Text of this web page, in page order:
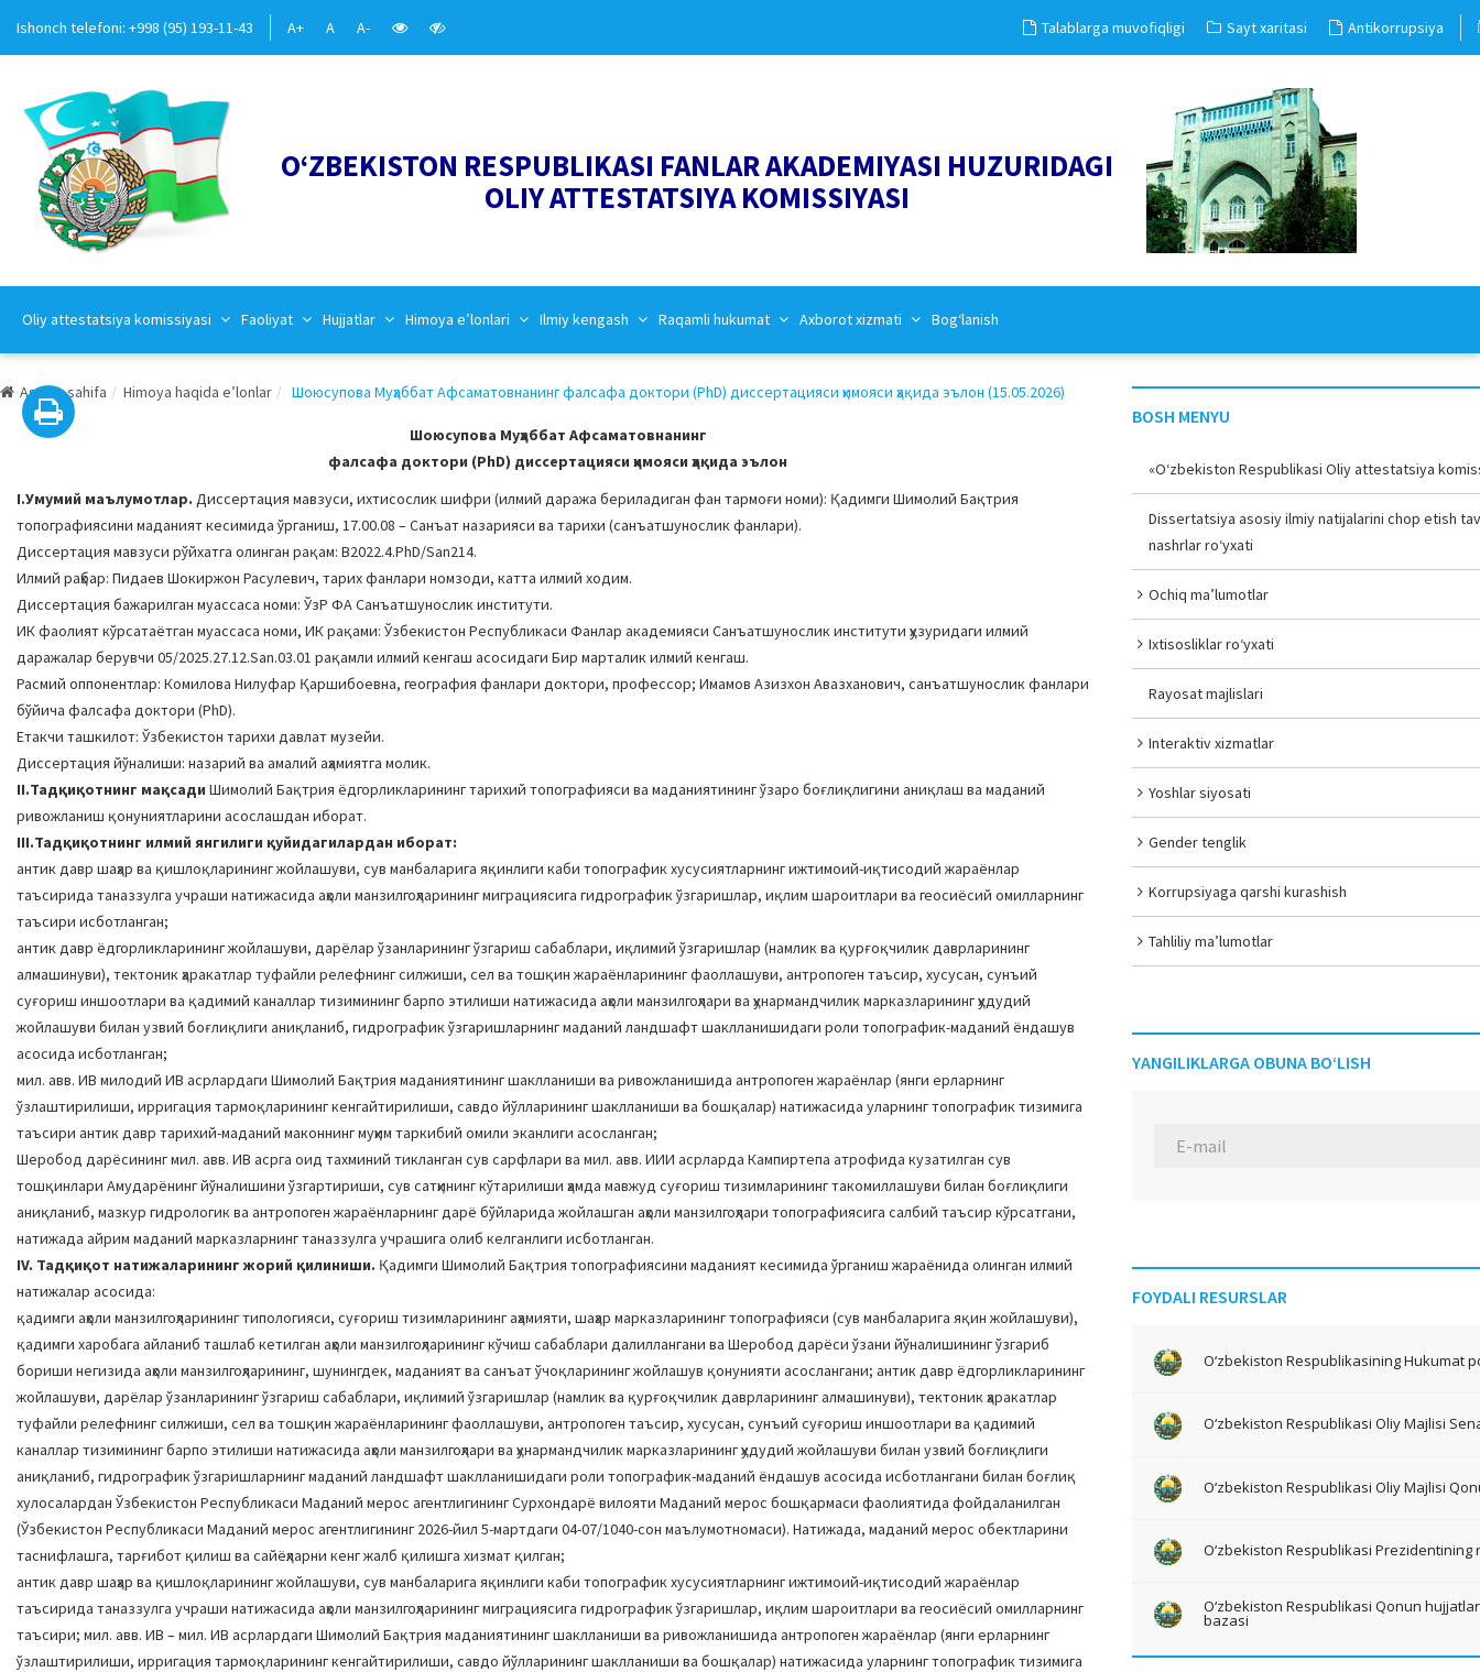
Ishonch telefoni: +998 (95) 193-11-43 A+ A A- Talablarga muvofiqligi Sayt xaritasi Antikorrupsiya
O‘ZBEKISTON RESPUBLIKASI FANLAR AKADEMIYASI HUZURIDAGI
OLIY ATTESTATSIYA KOMISSIYASI
Oliy attestatsiya komissiyasi Faoliyat Hujjatlar Himoya e’lonlari Ilmiy kengash Raqamli hukumat Axborot xizmati Bog‘lanish
Asosiy sahifa Himoya haqida e’lonlar Шоюсупова Муҳаббат Афсаматовнанинг фалсафа доктори (PhD) диссертацияси ҳимояси ҳақида эълон (15.05.2026)
Шоюсупова Муҳаббат Афсаматовнанинг
фалсафа доктори (PhD) диссертацияси ҳимояси ҳақида эълон
I.Умумий маълумотлар. Диссертация мавзуси, ихтисослик шифри (илмий даража бериладиган фан тармоғи номи): Қадимги Шимолий Бақтрия
топографиясини маданият кесимида ўрганиш, 17.00.08 – Санъат назарияси ва тарихи (санъатшунослик фанлари).
Диссертация мавзуси рўйхатга олинган рақам: B2022.4.PhD/San214.
Илмий раҳбар: Пидаев Шокиржон Расулевич, тарих фанлари номзоди, катта илмий ходим.
Диссертация бажарилган муассаса номи: ЎзР ФА Санъатшунослик институти.
ИК фаолият кўрсатаётган муассаса номи, ИК рақами: Ўзбекистон Республикаси Фанлар академияси Санъатшунослик институти ҳузуридаги илмий
даражалар берувчи 05/2025.27.12.San.03.01 рақамли илмий кенгаш асосидаги Бир марталик илмий кенгаш.
Расмий оппонентлар: Комилова Нилуфар Қаршибоевна, география фанлари доктори, профессор; Имамов Азизхон Авазханович, санъатшунослик фанлари
бўйича фалсафа доктори (PhD).
Етакчи ташкилот: Ўзбекистон тарихи давлат музейи.
Диссертация йўналиши: назарий ва амалий аҳамиятга молик.
II.Тадқиқотнинг мақсади Шимолий Бақтрия ёдгорликларининг тарихий топографияси ва маданиятининг ўзаро боғлиқлигини аниқлаш ва маданий
ривожланиш қонуниятларини асослашдан иборат.
III.Тадқиқотнинг илмий янгилиги қуйидагилардан иборат:
антик давр шаҳар ва қишлоқларининг жойлашуви, сув манбаларига яқинлиги каби топографик хусусиятларнинг ижтимоий-иқтисодий жараёнлар
таъсирида таназзулга учраши натижасида аҳоли манзилгоҳларининг миграциясига гидрографик ўзгаришлар, иқлим шароитлари ва геосиёсий омилларнинг
таъсири исботланган;
антик давр ёдгорликларининг жойлашуви, дарёлар ўзанларининг ўзгариш сабаблари, иқлимий ўзгаришлар (намлик ва қурғоқчилик даврларининг
алмашинуви), тектоник ҳаракатлар туфайли релефнинг силжиши, сел ва тошқин жараёнларининг фаоллашуви, антропоген таъсир, хусусан, сунъий
суғориш иншоотлари ва қадимий каналлар тизимининг барпо этилиши натижасида аҳоли манзилгоҳлари ва ҳунармандчилик марказларининг ҳудудий
жойлашуви билан узвий боғлиқлиги аниқланиб, гидрографик ўзгаришларнинг маданий ландшафт шаклланишидаги роли топографик-маданий ёндашув
асосида исботланган;
мил. авв. ИВ милодий ИВ асрлардаги Шимолий Бақтрия маданиятининг шаклланиши ва ривожланишида антропоген жараёнлар (янги ерларнинг
ўзлаштирилиши, ирригация тармоқларининг кенгайтирилиши, савдо йўлларининг шаклланиши ва бошқалар) натижасида уларнинг топографик тизимига
таъсири антик давр тарихий-маданий маконнинг муҳим таркибий омили эканлиги асосланган;
Шеробод дарёсининг мил. авв. ИВ асрга оид тахминий тикланган сув сарфлари ва мил. авв. ИИИ асрларда Кампиртепа атрофида кузатилган сув
тошқинлари Амударёнинг йўналишини ўзгартириши, сув сатҳининг кўтарилиши ҳамда мавжуд суғориш тизимларининг такомиллашуви билан боғлиқлиги
аниқланиб, мазкур гидрологик ва антропоген жараёнларнинг дарё бўйларида жойлашган аҳоли манзилгоҳлари топографиясига салбий таъсир кўрсатгани,
натижада айрим маданий марказларнинг таназзулга учрашига олиб келганлиги исботланган.
IV. Тадқиқот натижаларининг жорий қилиниши. Қадимги Шимолий Бақтрия топографиясини маданият кесимида ўрганиш жараёнида олинган илмий
натижалар асосида:
қадимги аҳоли манзилгоҳларининг типологияси, суғориш тизимларининг аҳамияти, шаҳар марказларининг топографияси (сув манбаларига яқин жойлашуви),
қадимги харобага айланиб ташлаб кетилган аҳоли манзилгоҳларининг кўчиш сабаблари далиллангани ва Шеробод дарёси ўзани йўналишининг ўзгариб
бориши негизида аҳоли манзилгоҳларининг, шунингдек, маданият ва санъат ўчоқларининг жойлашув қонунияти асослангани; антик давр ёдгорликларининг
жойлашуви, дарёлар ўзанларининг ўзгариш сабаблари, иқлимий ўзгаришлар (намлик ва қурғоқчилик даврларининг алмашинуви), тектоник ҳаракатлар
туфайли релефнинг силжиши, сел ва тошқин жараёнларининг фаоллашуви, антропоген таъсир, хусусан, сунъий суғориш иншоотлари ва қадимий
каналлар тизимининг барпо этилиши натижасида аҳоли манзилгоҳлари ва ҳунармандчилик марказларининг ҳудудий жойлашуви билан узвий боғлиқлиги
аниқланиб, гидрографик ўзгаришларнинг маданий ландшафт шаклланишидаги роли топографик-маданий ёндашув асосида исботлангани билан боғлиқ
хулосалардан Ўзбекистон Республикаси Маданий мерос агентлигининг Сурхондарё вилояти Маданий мерос бошқармаси фаолиятида фойдаланилган
(Ўзбекистон Республикаси Маданий мерос агентлигининг 2026-йил 5-мартдаги 04-07/1040-сон маълумотномаси). Натижада, маданий мерос обектларини
таснифлашга, тарғибот қилиш ва сайёҳларни кенг жалб қилишга хизмат қилган;
антик давр шаҳар ва қишлоқларининг жойлашуви, сув манбаларига яқинлиги каби топографик хусусиятларнинг ижтимоий-иқтисодий жараёнлар
таъсирида таназзулга учраши натижасида аҳоли манзилгоҳларининг миграциясига гидрографик ўзгаришлар, иқлим шароитлари ва геосиёсий омилларнинг
таъсири; мил. авв. ИВ – мил. ИВ асрлардаги Шимолий Бақтрия маданиятининг шаклланиши ва ривожланишида антропоген жараёнлар (янги ерларнинг
ўзлаштирилиши, ирригация тармоқларининг кенгайтирилиши, савдо йўлларининг шаклланиши ва бошқалар) натижасида уларнинг топографик тизимига
BOSH MENYU
«O‘zbekiston Respublikasi Oliy attestatsiya
Dissertatsiya asosiy ilmiy natijalarini chop etish
nashrlar ro‘yxati
Ochiq ma’lumotlar
Ixtisosliklar ro‘yxati
Rayosat majlislari
Interaktiv xizmatlar
Yoshlar siyosati
Gender tenglik
Korrupsiyaga qarshi kurashish
Tahliliy ma’lumotlar
YANGILIKLARGA OBUNA BO‘LISH
FOYDALI RESURSLAR
O‘zbekiston Respublikasining Hukumat
O‘zbekiston Respublikasi Oliy Majlisi
O‘zbekiston Respublikasi Oliy Majlisi
O‘zbekiston Respublikasi Prezidentining
O‘zbekiston Respublikasi Qonun
bazasi